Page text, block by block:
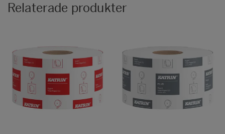
Relaterade produkter